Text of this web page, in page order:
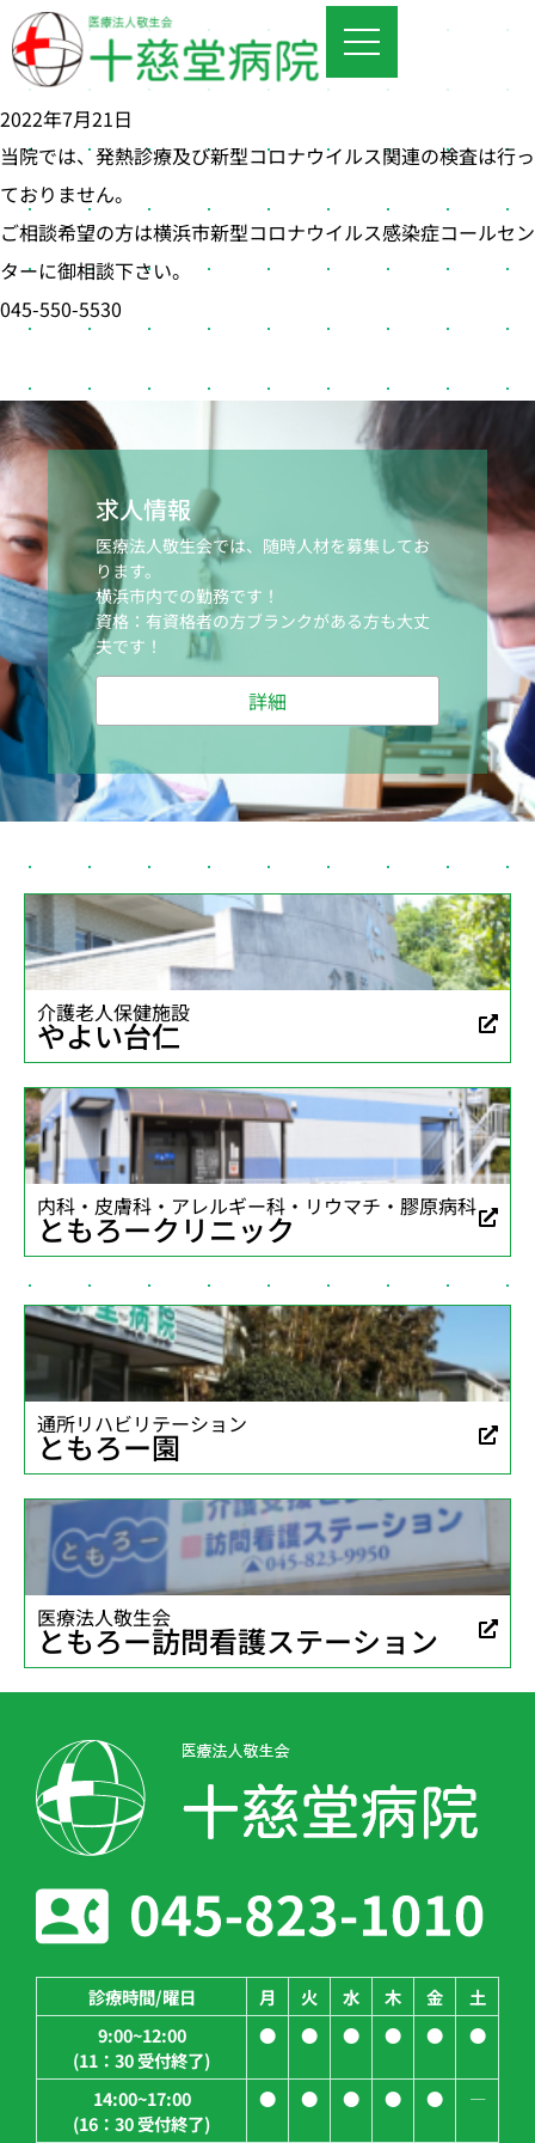
2022年7月21日
当院では、発熱診療及び新型コロナウイルス関連の検査は行っ
ておりません。
ご相談希望の方は横浜市新型コロナウイルス感染症コールセン
ターに御相談下さい。
045-550-5530
求人情報
医療法人敬生会では、随時人材を募集してお
ります。
横浜市内での勤務です！
資格：有資格者の方ブランクがある方も大丈
夫です！
詳細
介護老人保健施設
やよい台仁
内科・皮膚科・アレルギー科・リウマチ・膠原病科
ともろークリニック
通所リハビリテーション
ともろー園
医療法人敬生会
ともろー訪問看護ステーション
診療時間/曜日 月 火 水 木 金
土
9:00~12:00
(11：30 受付終了)
● ● ● ● ● ●
14:00~17:00
(16：30 受付終了)
● ● ● ● ● ―